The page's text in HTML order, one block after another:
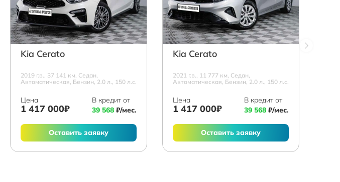
Kia Cerato
2019 г.в., 37 141 км, Седан,
Автоматическая, Бензин, 2.0 л., 150 л.с.
Цена
1 417 000₽
В кредит от
39 568 ₽/мес.
Оставить заявку
Kia Cerato
2021 г.в., 11 777 км, Седан,
Автоматическая, Бензин, 2.0 л., 150 л.с.
Цена
1 417 000₽
В кредит от
39 568 ₽/мес.
Оставить заявку